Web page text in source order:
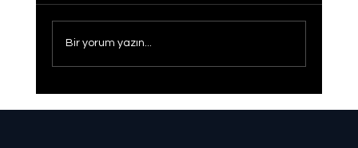
Bir yorum yazın...